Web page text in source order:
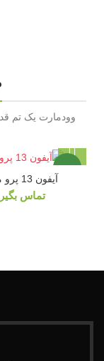
وودمارت یک تم
جدید
آیفون 13 پرو مکس
تماس